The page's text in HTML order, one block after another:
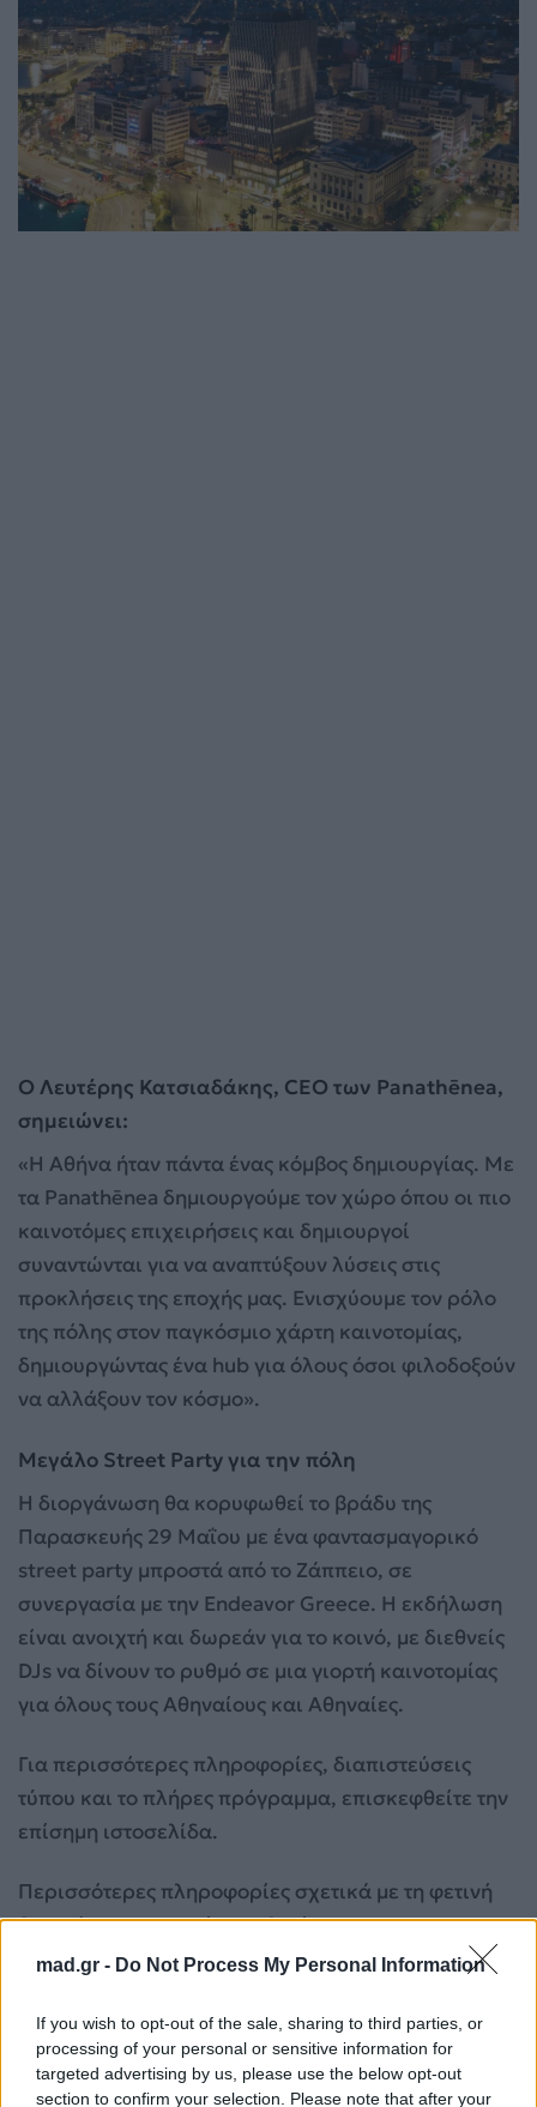
mad.gr - Do Not Process My Personal Information
If you wish to opt-out of the sale, sharing to third parties, or
processing of your personal or sensitive information for
targeted advertising by us, please use the below opt-out
section to confirm your selection. Please note that after your
Ο Λευτέρης Κατσιαδάκης, CEO των Panathēnea,
σημειώνει:
«Η Αθήνα ήταν πάντα ένας κόμβος δημιουργίας. Με
τα Panathēnea δημιουργούμε τον χώρο όπου οι πιο
καινοτόμες επιχειρήσεις και δημιουργοί
συναντώνται για να αναπτύξουν λύσεις στις
προκλήσεις της εποχής μας. Ενισχύουμε τον ρόλο
της πόλης στον παγκόσμιο χάρτη καινοτομίας,
δημιουργώντας ένα hub για όλους όσοι φιλοδοξούν
να αλλάξουν τον κόσμο».
Μεγάλο Street Party για την πόλη
Η διοργάνωση θα κορυφωθεί το βράδυ της
Παρασκευής 29 Μαΐου με ένα φαντασμαγορικό
street party μπροστά από το Ζάππειο, σε
συνεργασία με την Endeavor Greece. Η εκδήλωση
είναι ανοιχτή και δωρεάν για το κοινό, με διεθνείς
DJs να δίνουν το ρυθμό σε μια γιορτή καινοτομίας
για όλους τους Αθηναίους και Αθηναίες.
Για περισσότερες πληροφορίες, διαπιστεύσεις
τύπου και το πλήρες πρόγραμμα, επισκεφθείτε την
επίσημη ιστοσελίδα.
Περισσότερες πληροφορίες σχετικά με τη φετινή
διοργάνωση μπορείτε να βρείτε στα στην
ιστοσελίδαpanathenea.orgκαθώς και στα επίσημα
Instagram:panathenea.festival
LinkedIn :Panathēnea